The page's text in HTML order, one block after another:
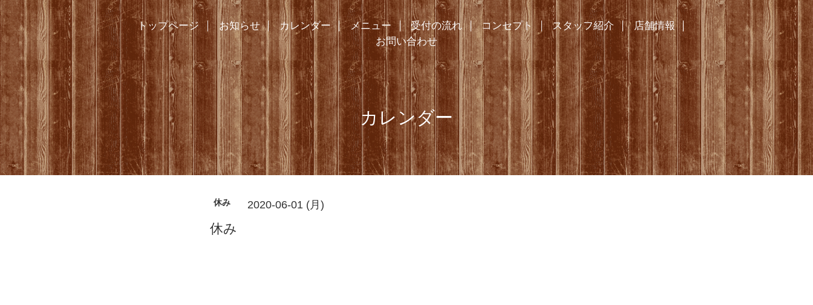
トップページ お知らせ カレンダー メニュー 受付の流れ コンセプト スタッフ紹介
店舗情報
お問い合わせ
カレンダー
休み 2020-06-01 (月)
休み